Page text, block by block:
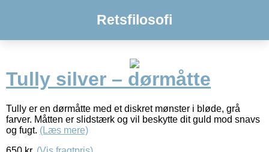
Retsfilosofi
Tully silver – dørmåtte
Tully er en dørmåtte med et diskret mønster i bløde, grå
farver. Måtten er slidstærk og vil beskytte dit guld mod snavs
og fugt. (Læs mere)